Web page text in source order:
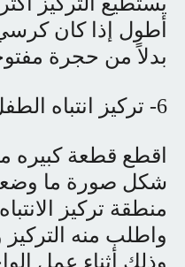
أطول إذا كان
بدلاً من حجرة
6- تركيز انتباه الطفل :
اقطع قطعة كبيره
شكل صورة ما
منطقة تركيز
واطلب منه التركيز
وذلك أثناء عمل